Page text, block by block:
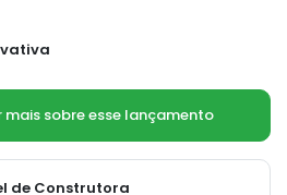
mais sobre esse lançamento
de Construtora